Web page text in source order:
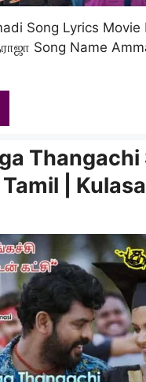
Song Lyrics Movie
Song Name
Thangachi
|